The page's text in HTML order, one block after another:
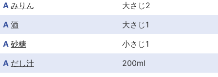
A みりん
大さじ2
A 酒
大さじ1
A 砂糖
小さじ1
A だし汁
200ml